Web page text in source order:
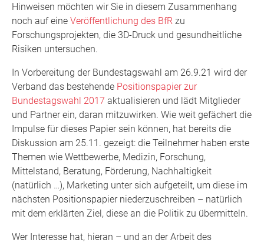
Hinweisen möchten wir Sie in diesem Zusammenhang
noch auf eine Veröffentlichung des BfR zu
Forschungsprojekten, die 3D-Druck und gesundheitliche
Risiken untersuchen.
In Vorbereitung der Bundestagswahl am 26.9.21 wird der
Verband das bestehende Positionspapier zur
Bundestagswahl 2017 aktualisieren und lädt Mitglieder
und Partner ein, daran mitzuwirken. Wie weit gefächert die
Impulse für dieses Papier sein können, hat bereits die
Diskussion am 25.11. gezeigt: die Teilnehmer haben erste
Themen wie Wettbewerbe, Medizin, Forschung,
Mittelstand, Beratung, Förderung, Nachhaltigkeit
(natürlich …), Marketing unter sich aufgeteilt, um diese im
nächsten Positionspapier niederzuschreiben – natürlich
mit dem erklärten Ziel, diese an die Politik zu übermitteln.
Wer Interesse hat, hieran – und an der Arbeit des